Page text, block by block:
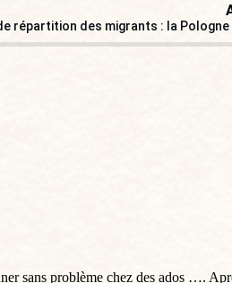
répartition des migrants : la
sans problème chez des ados ….